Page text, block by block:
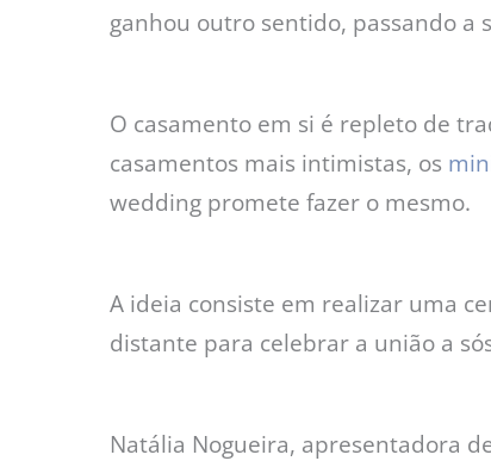
ganhou outro sentido, passando a
O casamento em si é repleto de
casamentos mais intimistas, os
wedding promete fazer o mesmo.
A ideia consiste em realizar uma
distante para celebrar a união a
Natália Nogueira, apresentadora